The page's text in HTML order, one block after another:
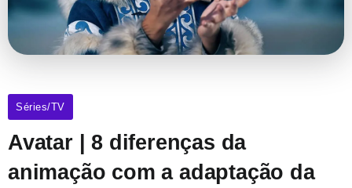
Séries/TV
Avatar | 8 diferenças da
animação com a adaptação da